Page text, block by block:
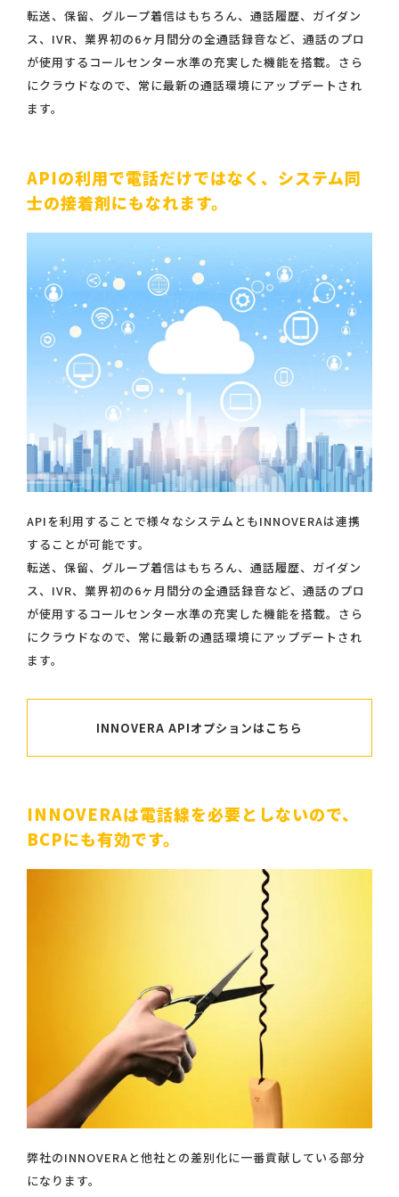
転送、保留、グループ着信はもちろん、通話履歴、ガイダン
ス、IVR、業界初の6ヶ月間分の全通話録音など、通話のプロ
が使用するコールセンター水準の充実した機能を搭載。さら
にクラウドなので、常に最新の通話環境にアップデートされ
ます。
APIの利用で電話だけではなく、 システム同
士の接着剤にもなれます。
APIを利用することで様々なシステムともINNOVERAは連携
することが可能です。
転送、保留、グループ着信はもちろん、通話履歴、ガイダン
ス、IVR、業界初の6ヶ月間分の全通話録音など、通話のプロ
が使用するコールセンター水準の充実した機能を搭載。さら
にクラウドなので、常に最新の通話環境にアップデートされ
ます。
INNOVERA APIオプションはこちら
INNOVERAは電話線を必要としないので、
BCPにも有効です。
弊社のINNOVERAと他社との差別化に一番貢献している部分
になります。